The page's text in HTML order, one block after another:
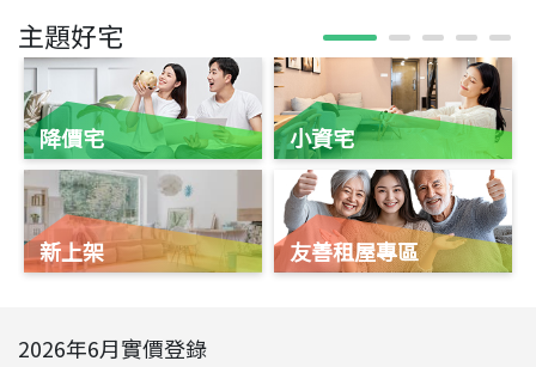
主題好宅
降價宅
新上架
小資宅
友善租屋專區
2026年6月實價登錄